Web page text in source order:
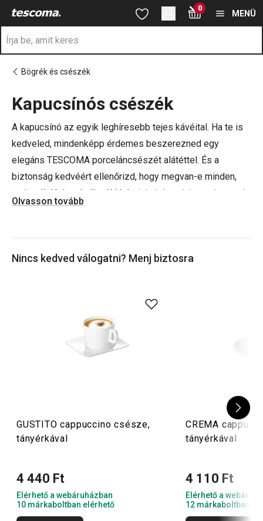
A Cappuccino csészék oldalon tartózkodik
Ugrás a fő tartalomhoz
Ugrás a kereséshez
Ugrás a navigációhoz 0
MENÜ
Bögrék és csészék
Kapucsínós csészék
A kapucsínó az egyik leghíresebb tejes kávéital. Ha te is
kedveled, mindenképp érdemes beszerezned egy
elegáns TESCOMA porceláncsészét alátéttel. És a
biztonság kedvéért ellenőrizd, hogy megvan-e minden,
ami a tálaláshoz kell, például a kávéskanalak
cukortartó
vagy atejszínes csésze
Olvasson tovább
Nincs kedved válogatni? Menj biztosra
GUSTITO cappuccino csésze,
tányérkával
4 440 Ft
Elérhető a webáruházban
10 márkaboltban elérhető
CREMA
tányérkával
4 110 Ft
Elérhető a
12 márkaboltban